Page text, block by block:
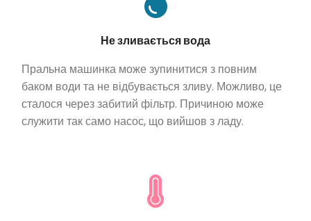
Не зливається вода
Пральна машинка може зупинитися з повним
баком води та не відбувається зливу. Можливо, це
сталося через забитий фільтр. Причиною може
служити так само насос, що вийшов з ладу.